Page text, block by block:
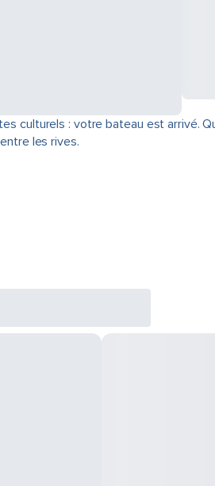
culturels : votre bateau est arrivé.
les rives.